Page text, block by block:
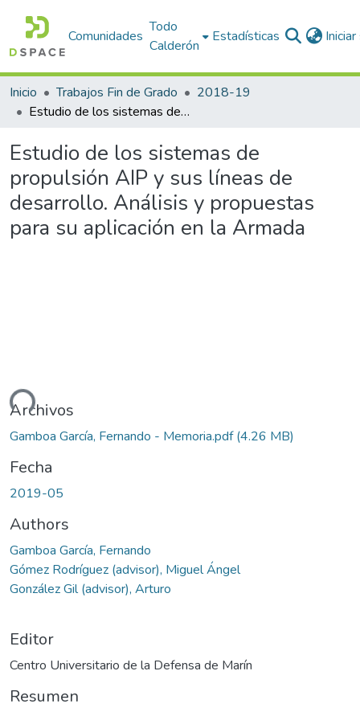
Comunidades
Todo
Calderón
Estadísticas
Inicio Trabajos Fin de Grado
2018-19
Estudio de los sistemas de propulsión AIP y sus líneas de desarrollo. Análisis y propuestas para su aplicación en la Armada
Estudio de los sistemas de
propulsión AIP y sus líneas de
desarrollo. Análisis y propuestas
para su aplicación en la Armada
Archivos
Gamboa García, Fernando - Memoria.pdf(4.26 MB)
Fecha
2019-05
Authors
Gamboa García, Fernando
Gómez Rodríguez (advisor), Miguel Ángel
González Gil (advisor), Arturo
Editor
Centro Universitario de la Defensa de Marín
Resumen